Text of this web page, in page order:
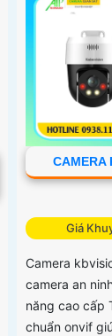
CAMERA
Giá
Camera
camera an
năng cao cấp
chuẩn onvif